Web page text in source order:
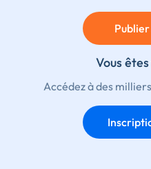
Vous
Accédez à des